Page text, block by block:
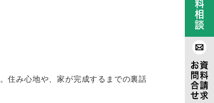
。住み心地や、家が完成するまでの裏話